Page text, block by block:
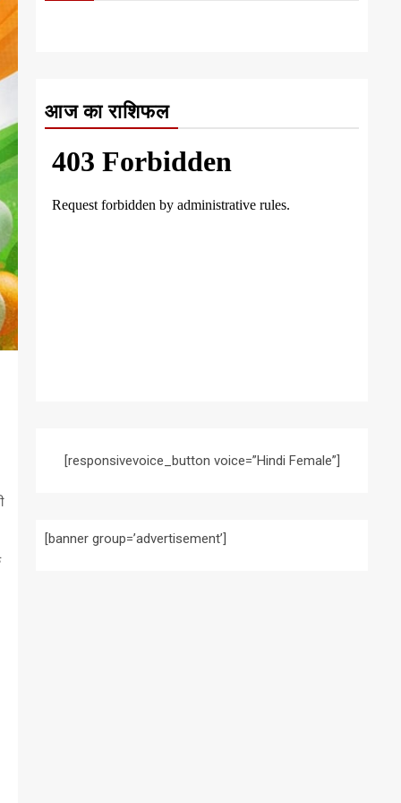
आज का राशिफल
[responsivevoice_button voice=”Hindi Female”]
[banner group=’advertisement’]